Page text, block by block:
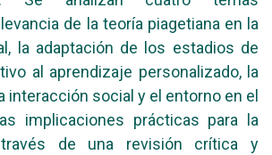
de la teoría piagetiana en la
la adaptación de los estadios de
al aprendizaje personalizado, la
interacción social y el entorno en el
implicaciones prácticas para la
de una revisión crítica y